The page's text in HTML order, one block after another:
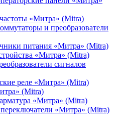
«Митра» (Mitra)
и преобразователи
питания «Митра» (Mitra)
«Митра» (Mitra)
сигналов
реле «Митра» (Mitra)
(Mitra)
«Митра» (Mitra)
«Митра» (Mitra)